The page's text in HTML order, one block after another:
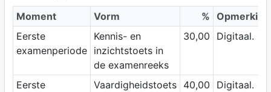
Moment
Vorm % Opmerking
Eerste
examenperiode
Kennis- en
inzichtstoets in
de examenreeks
30,00 Digitaal.
Eerste
Vaardigheidstoets
40,00 Digitaal.